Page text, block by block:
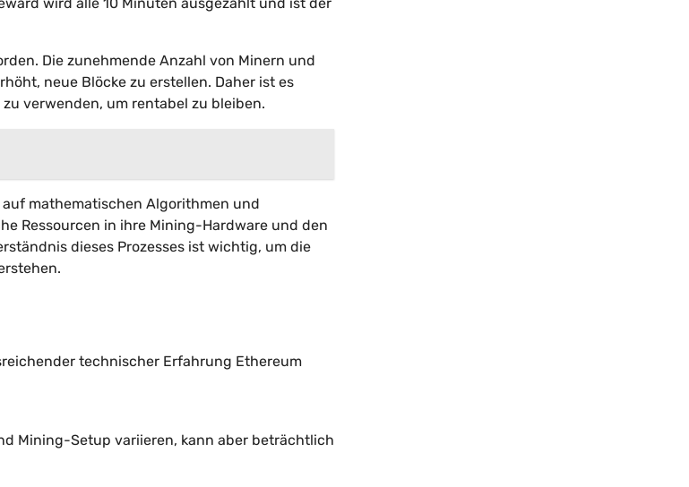
Die zunehmende Anzahl von Minern und
neue Blöcke zu erstellen. Daher ist es
verwenden, um rentabel zu bleiben.
mathematischen Algorithmen und
Ressourcen in ihre Mining-Hardware und den
dieses Prozesses ist wichtig, um die
technischer Erfahrung Ethereum
Mining-Setup variieren, kann aber beträchtlich